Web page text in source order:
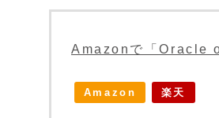
Amazonで「Oracle
Amazon 楽天